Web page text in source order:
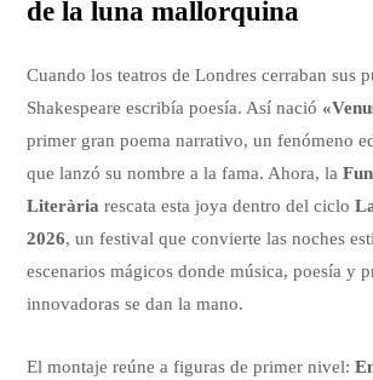
de la luna mallorquina
Cuando los teatros de Londres cerraban sus
Shakespeare escribía poesía. Así nació
primer gran poema narrativo, un fenómeno
que lanzó su nombre a la fama. Ahora, la
Literària rescata esta joya dentro del ciclo
2026, un festival que convierte las noches
escenarios mágicos donde música, poesía y
innovadoras se dan la mano.
El montaje reúne a figuras de primer nivel: